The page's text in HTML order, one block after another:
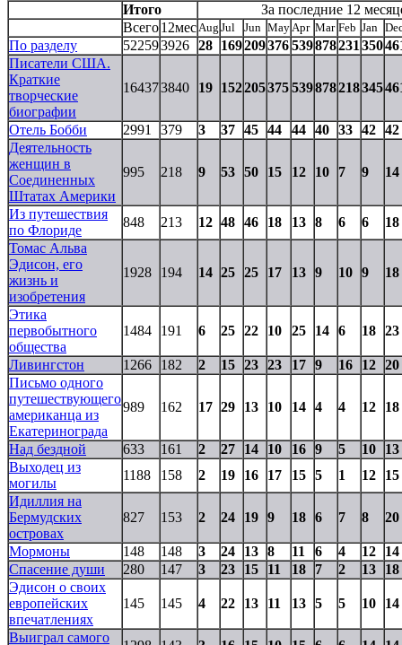
Итого
За последние 12
Всего12мес Aug Jul Jun May Apr Mar Feb Jan
По разделу 522593926 28 169209376539878231 350
Писатели США.
Краткие
творческие
биографии
164373840 19 152205375539878218345
Отель Бобби 2991 379 3 37 45 44 44 40 33 42 42
Деятельность
женщин в
Соединенных
Штатах Америки
995 218 9 53 50 15 12 10 7 9 14
Из путешествия
по Флориде
848 213 12 48 46 18 13 8 6 6
18
Томас Альва
Эдисон, его
жизнь и
изобретения
1928 194 14 25 25 17 13 9 10 9 18
Этика
первобытного
общества
1484 191 6 25 22 10 25 14 6 18 23
Ливингстон 1266 182 2 15 23 23 17 9 16 12 20
Письмо одного
путешествующего
американца из
Екатеринограда
989 162 17 29 13 10 14 4 4 12 18
Над бездной 633 161 2 27 14 10 16 9 5 10
13
Выходец из
могилы
1188 158 2 19 16 17 15 5 1 12
15
Идиллия на
Бермудских
островах
827 153 2 24 19 9 18 6 7 8 20
Мормоны 148 148 3 24 13 8 11 6 4 12
14
Спасение души
280 147 3 23 15 11 18 7 2 13
18
Эдисон о своих
европейских
впечатлениях
145 145 4 22 13 11 13 5 5 10 14
Выиграл самого